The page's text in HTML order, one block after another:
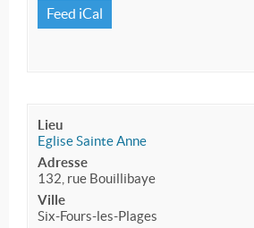
Feed iCal
Lieu
Eglise Sainte Anne
Adresse
132, rue Bouillibaye
Ville
Six-Fours-les-Plages